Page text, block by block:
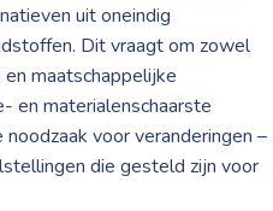
uit oneindig
Dit vraagt om zowel
maatschappelijke
en materialenschaarste
voor veranderingen –
die gesteld zijn voor